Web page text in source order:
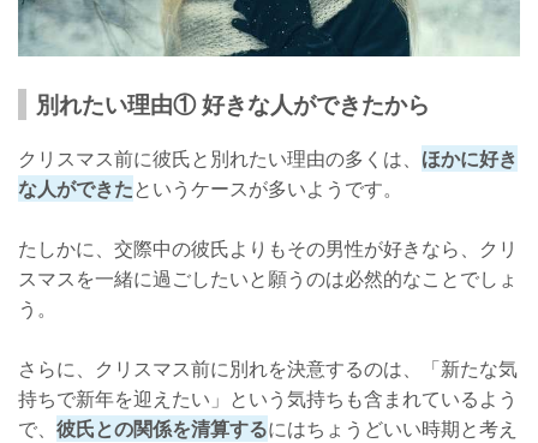
別れたい理由① 好きな人ができたから
クリスマス前に彼氏と別れたい理由の多くは、 ほかに好き
な人ができたというケースが多いようです。
たしかに、交際中の彼氏よりもその男性が好きなら、クリ
スマスを一緒に過ごしたいと願うのは必然的なことでしょ
う。
さらに、クリスマス前に別れを決意するのは、「新たな気
持ちで新年を迎えたい」という気持ちも含まれているよう
で、 彼氏との関係を清算するにはちょうどいい時期と考え